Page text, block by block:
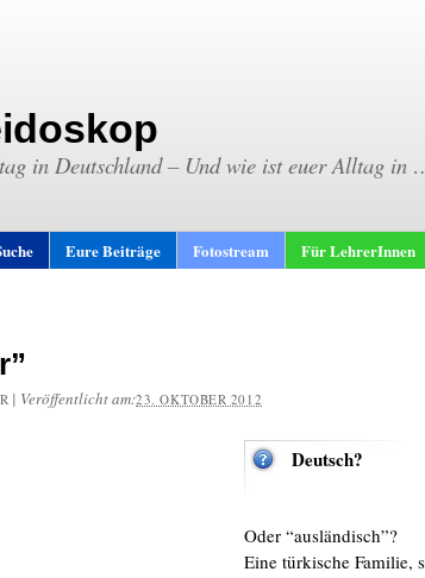
in Deutschland – Und wie ist euer Alltag in
Eure Beiträge Fotostream Für LehrerInnen
| Veröffentlicht am:23. OKTOBER 2012
Deutsch?
Oder “ausländisch”?
Eine türkische Familie,